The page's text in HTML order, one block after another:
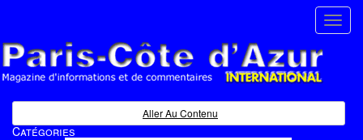
Magazine d'informations et de commentaires
Aller Au Contenu
Catégories